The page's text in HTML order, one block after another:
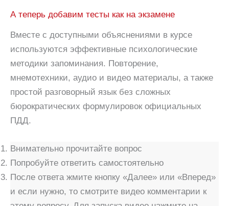
А теперь добавим тесты как на экзамене
Вместе с доступными объяснениями в курсе
используются эффективные психологические
методики запоминания. Повторение,
мнемотехники, аудио и видео материалы, а также
простой разговорный язык без сложных
бюрократических формулировок официальных
ПДД.
Внимательно прочитайте вопрос
Попробуйте ответить самостоятельно
После ответа жмите кнопку «Далее» или «Вперед»
и если нужно, то смотрите видео комментарии к